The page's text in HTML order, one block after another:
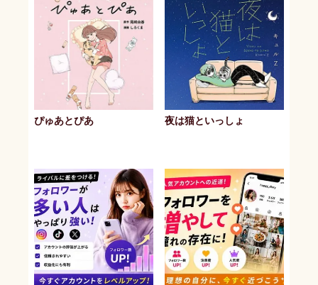
ぴゅあとぴあ 夜は猫といっしょ